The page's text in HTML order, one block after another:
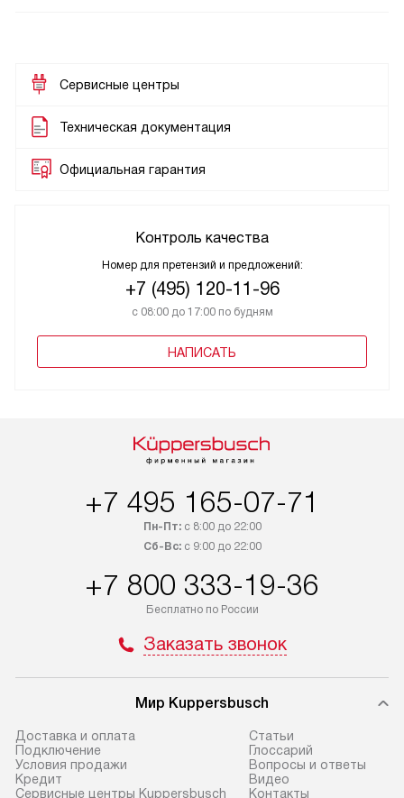
Сервисные центры
Техническая документация
Официальная гарантия
Контроль качества
Номер для претензий и предложений:
+7 (495) 120-11-96
с 08:00 до 17:00 по будням
НАПИСАТЬ
+7 495 165-07-71
Пн-Пт:с 8:00 до 22:00
Сб-Вс:с 9:00 до 22:00
+7 800 333-19-36
Бесплатно по России
Заказать звонок
Мир Kuppersbusch
Доставка и оплата
Подключение
Условия продажи
Кредит
Сервисные центры Kuppersbusch
Cтатьи
Глоссарий
Вопросы и ответы
Видео
Контакты